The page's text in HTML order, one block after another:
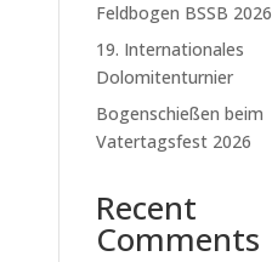
Feldbogen BSSB 2026
19. Internationales
Dolomitenturnier
Bogenschießen beim
Vatertagsfest 2026
Recent
Comments